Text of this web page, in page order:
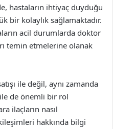
hastaların ihtiyaç duyduğu
bir kolaylık sağlamaktadır.
acil durumlarda doktor
temin etmelerine olanak
ile değil, aynı zamanda
ile de önemli bir rol
ilaçların nasıl
hakkında bilgi